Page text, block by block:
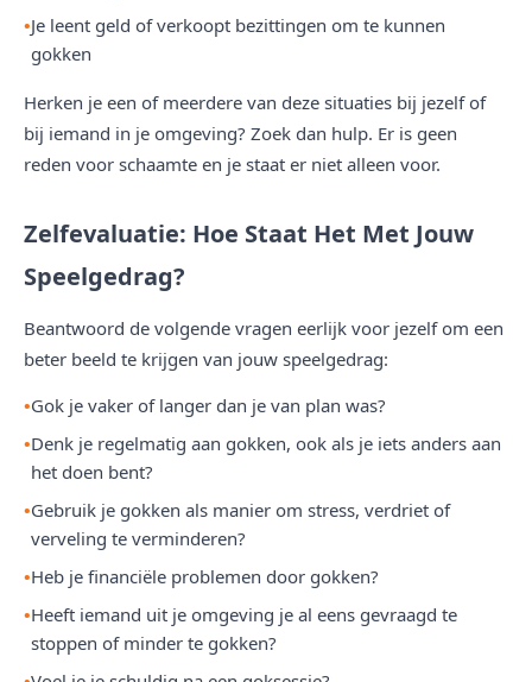
Je leent geld of verkoopt bezittingen om te kunnen
gokken
Herken je een of meerdere van deze situaties bij jezelf of
bij iemand in je omgeving? Zoek dan hulp. Er is geen
reden voor schaamte en je staat er niet alleen voor.
Zelfevaluatie: Hoe Staat Het Met Jouw
Speelgedrag?
Beantwoord de volgende vragen eerlijk voor jezelf om een
beter beeld te krijgen van jouw speelgedrag:
Gok je vaker of langer dan je van plan was?
Denk je regelmatig aan gokken, ook als je iets anders aan
het doen bent?
Gebruik je gokken als manier om stress, verdriet of
verveling te verminderen?
Heb je financiële problemen door gokken?
Heeft iemand uit je omgeving je al eens gevraagd te
stoppen of minder te gokken?